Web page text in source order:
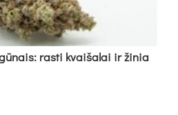
ras­ti kvai­ša­lai ir ži­nia